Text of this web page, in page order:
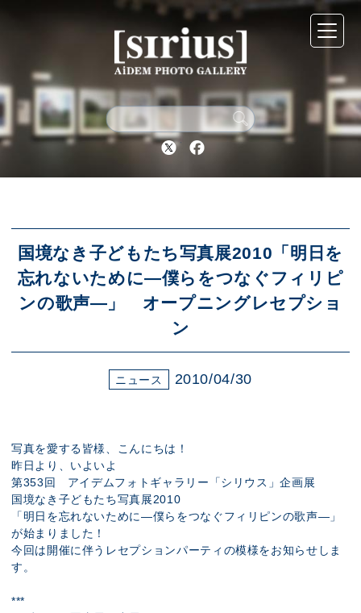
Twitter Facebook
国境なき子どもたち写真展2010「明日を
忘れないために―僕らをつなぐフィリピ
ンの歌声―」 オープニングレセプショ
ン
ニュース 2010/04/30
写真を愛する皆様、こんにちは！
昨日より、いよいよ
第353回 アイデムフォトギャラリー「シリウス」企画展
国境なき子どもたち写真展2010
「明日を忘れないために―僕らをつなぐフィリピンの歌声―」
が始まりました！
今回は開催に伴うレセプションパーティの模様をお知らせしま
す。
***
シリウスについて
展示スケジュール
アクセス
ブログ